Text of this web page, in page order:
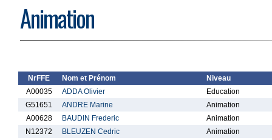
Animation
NrFFE Nom et Prénom
Niveau
A00035
ADDA Olivier
Education
G51651
ANDRE Marine
Animation
A00628
BAUDIN Frederic
Animation
N12372
BLEUZEN Cedric
Animation